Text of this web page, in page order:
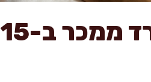
אל תסחטו את הגזר: סלט גזר מגורד ממכר ב-15